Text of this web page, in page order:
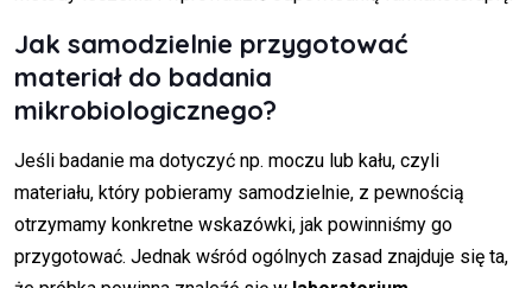
Jak samodzielnie przygotować
materiał do badania
mikrobiologicznego?
Jeśli badanie ma dotyczyć np. moczu lub kału, czyli
materiału, który pobieramy samodzielnie, z pewnością
otrzymamy konkretne wskazówki, jak powinniśmy go
przygotować. Jednak wśród ogólnych zasad znajduje się ta,